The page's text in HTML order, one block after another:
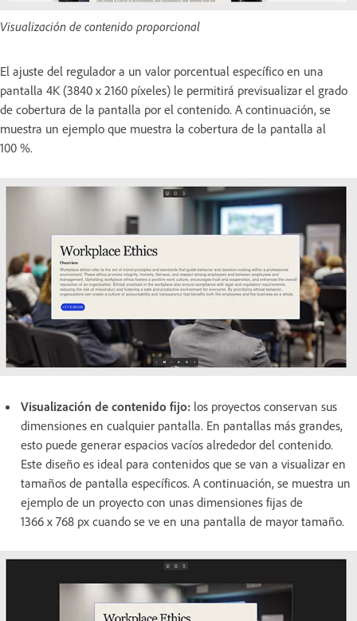
Visualización de contenido proporcional
El ajuste del regulador a un valor porcentual específico en una
pantalla 4K (3840 x 2160 píxeles) le permitirá previsualizar el grado
de cobertura de la pantalla por el contenido. A continuación, se
muestra un ejemplo que muestra la cobertura de la pantalla al
100 %.
Visualización de contenido fijo: los proyectos conservan sus
dimensiones en cualquier pantalla. En pantallas más grandes,
esto puede generar espacios vacíos alrededor del contenido.
Este diseño es ideal para contenidos que se van a visualizar en
tamaños de pantalla específicos. A continuación, se muestra un
ejemplo de un proyecto con unas dimensiones fijas de
1366 x 768 px cuando se ve en una pantalla de mayor tamaño.